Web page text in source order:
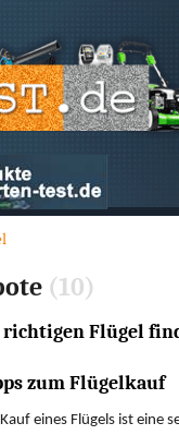
(10)
richtigen Flügel
zum Flügelkauf
eines Flügels ist eine